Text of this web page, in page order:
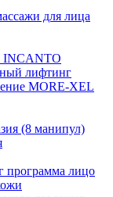
для лица
INCANTO
лифтинг
MORE-XEL
(8 манипул)
лицо